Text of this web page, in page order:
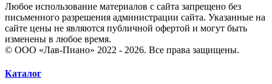
Любое использование материалов с сайта запрещено без
письменного разрешения администрации сайта. Указанные на
сайте цены не являются публичной офертой и могут быть
изменены в любое время.
© ООО «Лав-Пиано» 2022 - 2026. Все права защищены.
Каталог